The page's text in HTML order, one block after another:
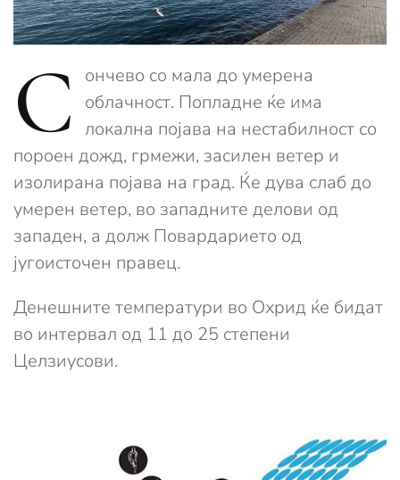
С
ончево со мала до умерена
облачност. Попладне ќе има
локална појава на нестабилност со
пороен дожд, грмежи, засилен ветер и
изолирана појава на град. Ќе дува слаб до
умерен ветер, во западните делови од
западен, а долж Повардарието од
југоисточен правец.
Денешните температури во Охрид ќе бидат
во интервал од 11 до 25 степени
Целзиусови.